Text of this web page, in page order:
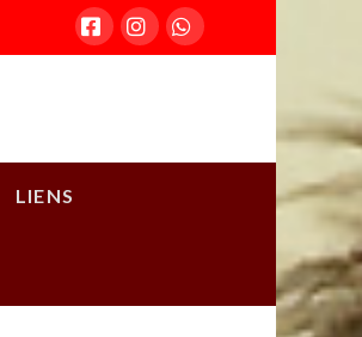
FacebookInstagram
Whatsapp
LIENS